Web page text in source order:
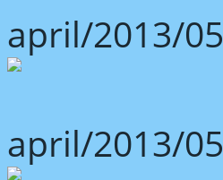
april/2013/
april/2013/